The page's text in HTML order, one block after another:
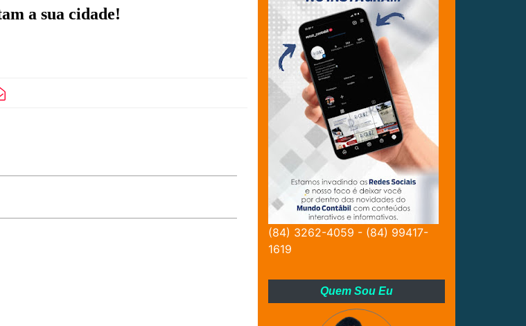
a sua cidade!
(84) 3262-4059 - (84) 99417-
1619
Quem Sou Eu